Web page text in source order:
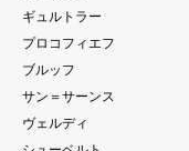
ギュルトラー
プロコフィエフ
ブルッフ
サン＝サーンス
ヴェルディ